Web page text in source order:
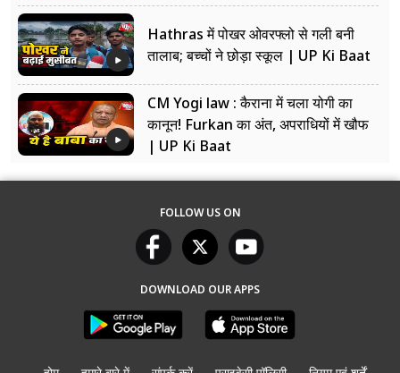
Hathras में पोखर ओवरफ्लो से गली बनी
तालाब; बच्चों ने छोड़ा स्कूल | UP Ki Baat
CM Yogi law : कैराना में चला योगी का
कानून! Furkan का अंत, अपराधियों में खौफ
| UP Ki Baat
FOLLOW US ON
DOWNLOAD OUR APPS